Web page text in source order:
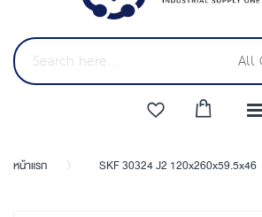
หน้าแรก SKF 30324 J2 120x260x59.5x46